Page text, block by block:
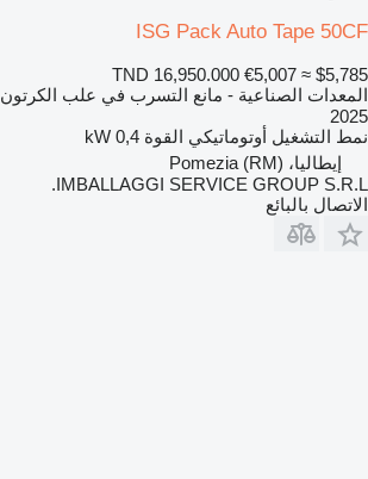
ISG Pack Auto Tape 50CF
TND 16,950.000 €5,007 ≈ $5,785
المعدات الصناعية - مانع التسرب في علب الكرتون
2025
نمط التشغيل أوتوماتيكي القوة 0,4 kW
إيطاليا، Pomezia (RM)
IMBALLAGGI SERVICE GROUP S.R.L.
الاتصال بالبائع